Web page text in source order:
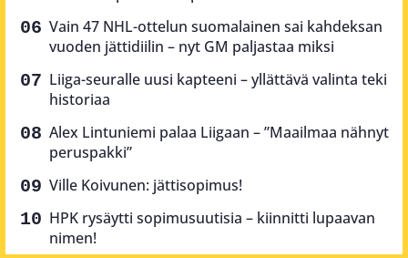
Vain 47 NHL-ottelun suomalainen sai kahdeksan
vuoden jättidiilin – nyt GM paljastaa miksi
Liiga-seuralle uusi kapteeni – yllättävä valinta teki
historiaa
Alex Lintuniemi palaa Liigaan – ”Maailmaa nähnyt
peruspakki”
Ville Koivunen: jättisopimus!
HPK rysäytti sopimusuutisia – kiinnitti lupaavan
nimen!